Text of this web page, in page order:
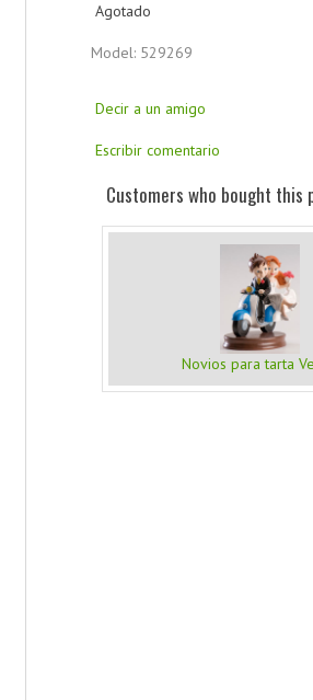
Agotado
Model: 529269
Decir a un amigo
Escribir comentario
Customers who bought this
Novios para tarta